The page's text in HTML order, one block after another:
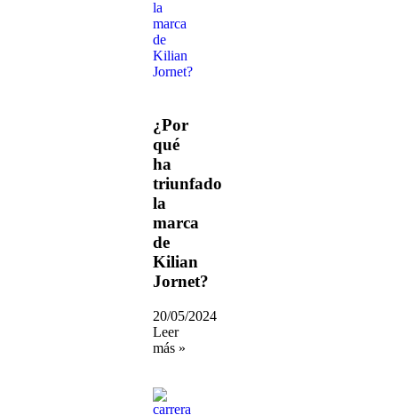
¿Por
qué
ha
triunfado
la
marca
de
Kilian
Jornet?
20/05/2024
Leer
más »